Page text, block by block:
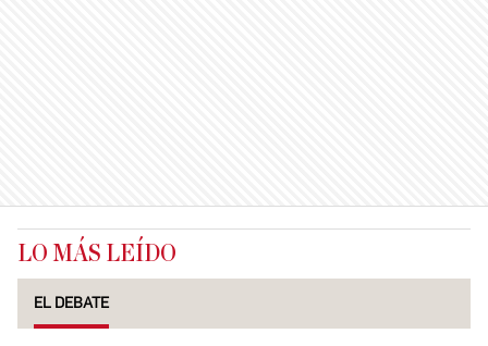
LO MÁS LEÍDO
EL DEBATE